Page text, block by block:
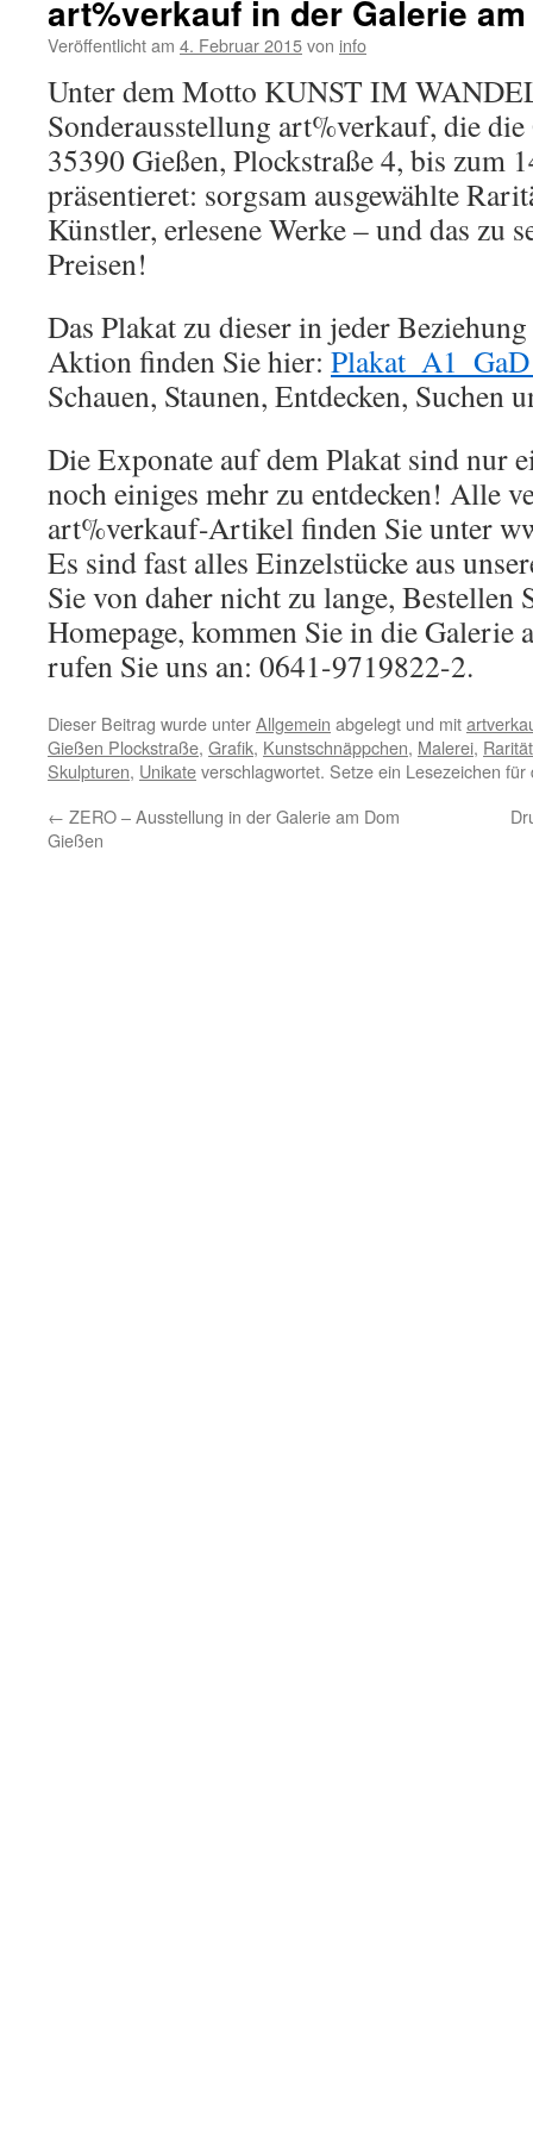
art%verkauf in der Galerie
Veröffentlicht am 4. Februar 2015von info
Unter dem Motto KUNST IM
Sonderausstellung art%verkauf, die
35390 Gießen, Plockstraße 4, bis zum
präsentieret: sorgsam ausgewählte
Künstler, erlesene Werke – und das zu
Preisen!
Das Plakat zu dieser in jeder
Aktion finden Sie hier:
Schauen, Staunen, Entdecken, Suchen
Die Exponate auf dem Plakat sind nur
noch einiges mehr zu entdecken! Alle
art%verkauf-Artikel finden Sie unter
Es sind fast alles Einzelstücke aus
Sie von daher nicht zu lange, Bestellen
Homepage, kommen Sie in die Galerie
rufen Sie uns an: 0641-9719822-2.
Dieser Beitrag wurde unterAllgemein abgelegt und mit
Gießen Plockstraße, Grafik, Kunstschnäppchen, Malerei,
Skulpturen, Unikateverschlagwortet. Setze ein Lesezeichen
← ZERO – Ausstellung in der Galerie am Dom
Gießen